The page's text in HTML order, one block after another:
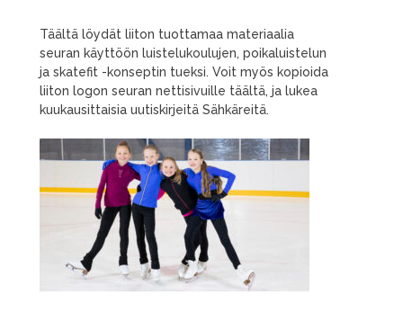
Täältä löydät liiton tuottamaa materiaalia
seuran käyttöön luistelukoulujen, poikaluistelun
ja skatefit -konseptin tueksi. Voit myös kopioida
liiton logon seuran nettisivuille täältä, ja lukea
kuukausittaisia uutiskirjeitä Sähkäreitä.